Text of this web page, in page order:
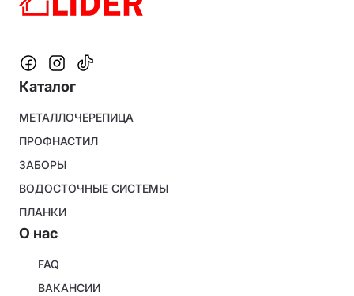
Каталог
Footer
menu
МЕТАЛЛОЧЕРЕПИЦА
ПРОФНАСТИЛ
ЗАБОРЫ
ВОДОСТОЧНЫЕ СИСТЕМЫ
ПЛАНКИ
O нас
About
company
FAQ
ВАКАНСИИ